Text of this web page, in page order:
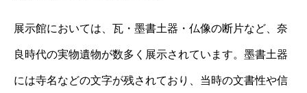
展示館においては、瓦・墨書土器・仏像の断片など、奈
良時代の実物遺物が数多く展示されています。墨書土器
には寺名などの文字が残されており、当時の文書性や信